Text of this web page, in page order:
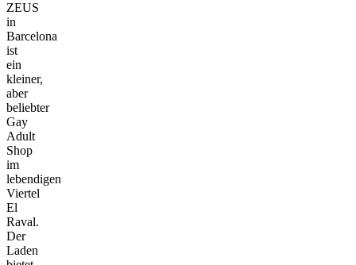
ZEUS
in
Barcelona
ist
ein
kleiner,
aber
beliebter
Gay
Adult
Shop
im
lebendigen
Viertel
El
Raval.
Der
Laden